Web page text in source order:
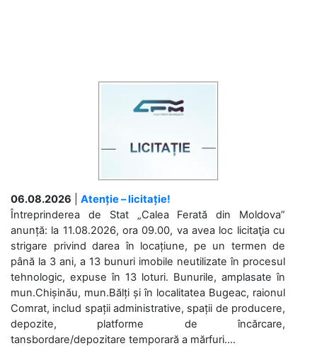
06.08.2026
Atenție – licitație!
Întreprinderea de Stat „Calea Ferată din Moldova”
anunță: la 11.08.2026, ora 09.00, va avea loc licitaţia cu
strigare privind darea în locațiune, pe un termen de
până la 3 ani, a 13 bunuri imobile neutilizate în procesul
tehnologic, expuse în 13 loturi. Bunurile, amplasate în
mun.Chișinău, mun.Bălți și în localitatea Bugeac, raionul
Comrat, includ spații administrative, spații de producere,
depozite, platforme de încărcare,
tansbordare/depozitare temporară a mărfuri....